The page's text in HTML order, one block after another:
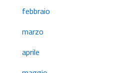
febbraio
marzo
aprile